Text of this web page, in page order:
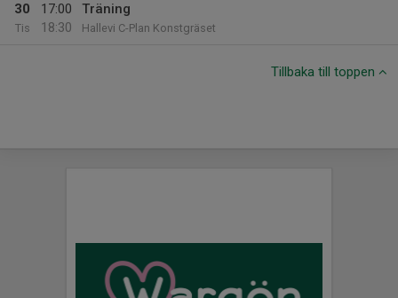
30
Tis
17:00
18:30
Träning
Hallevi C-Plan Konstgräset
Tillbaka till toppen